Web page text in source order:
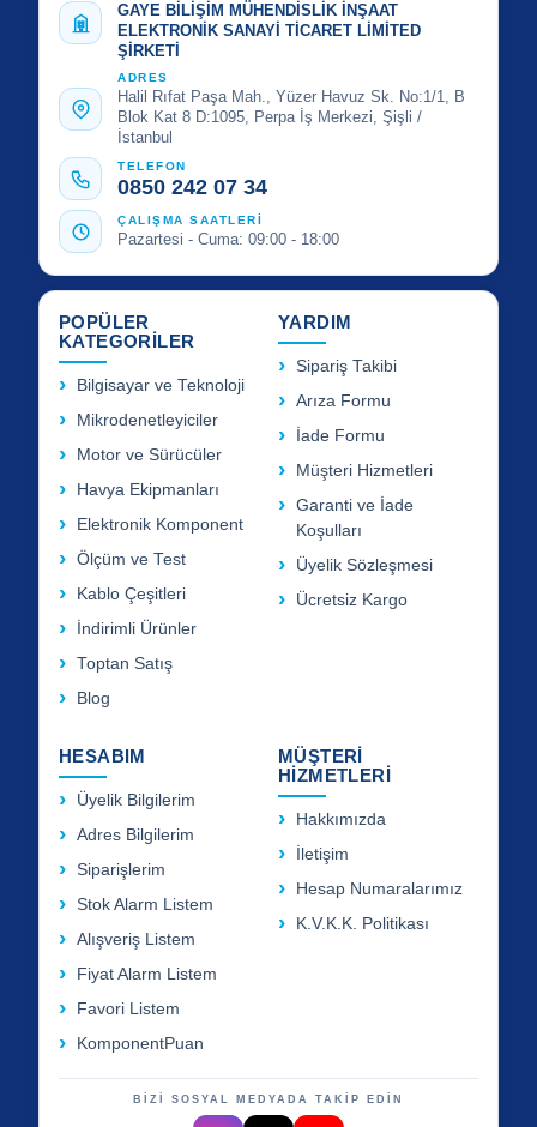
GAYE BİLİŞİM MÜHENDİSLİK İNŞAAT
ELEKTRONİK SANAYİ TİCARET LİMİTED
ŞİRKETİ
ADRES
Halil Rıfat Paşa Mah., Yüzer Havuz Sk. No:1/1, B
Blok Kat 8 D:1095, Perpa İş Merkezi, Şişli /
İstanbul
TELEFON
0850 242 07 34
ÇALIŞMA SAATLERİ
Pazartesi - Cuma: 09:00 - 18:00
POPÜLER
KATEGORİLER
Bilgisayar ve Teknoloji
Mikrodenetleyiciler
Motor ve Sürücüler
Havya Ekipmanları
Elektronik Komponent
Ölçüm ve Test
Kablo Çeşitleri
İndirimli Ürünler
Toptan Satış
Blog
YARDIM
Sipariş Takibi
Arıza Formu
İade Formu
Müşteri Hizmetleri
Garanti ve İade
Koşulları
Üyelik Sözleşmesi
Ücretsiz Kargo
HESABIM
Üyelik Bilgilerim
Adres Bilgilerim
Siparişlerim
Stok Alarm Listem
Alışveriş Listem
Fiyat Alarm Listem
Favori Listem
KomponentPuan
MÜŞTERİ
HİZMETLERİ
Hakkımızda
İletişim
Hesap Numaralarımız
K.V.K.K. Politikası
BİZİ SOSYAL MEDYADA TAKİP EDİN